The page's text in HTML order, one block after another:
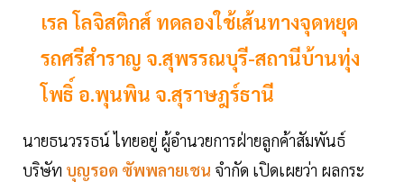
เรล โลจิสติกส์ ทดลองใช้เส้นทางจุดหยุด
รถศรีสำราญ จ.สุพรรณบุรี-สถานีบ้านทุ่ง
โพธิ์ อ.พุนพิน จ.สุราษฎร์ธานี
นายธนวรรธน์ ไทยอยู่ ผู้อำนวยการฝ่ายลูกค้าสัมพันธ์
บริษัท บุญรอด ซัพพลายเชน จำกัด เปิดเผยว่า ผลกระ